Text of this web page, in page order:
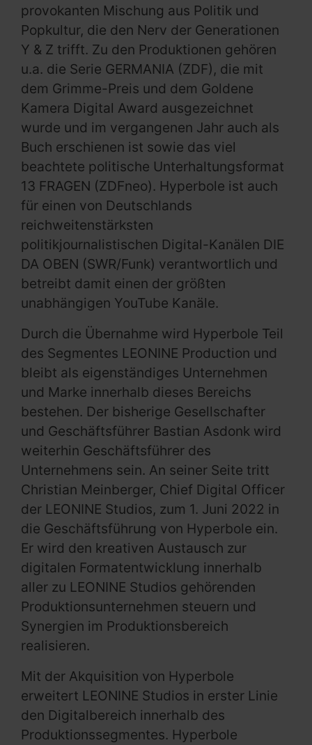
provokanten Mischung aus Politik und
Popkultur, die den Nerv der Generationen
Y & Z trifft. Zu den Produktionen gehören
u.a. die Serie GERMANIA (ZDF), die mit
dem Grimme-Preis und dem Goldene
Kamera Digital Award ausgezeichnet
wurde und im vergangenen Jahr auch als
Buch erschienen ist sowie das viel
beachtete politische Unterhaltungsformat
13 FRAGEN (ZDFneo). Hyperbole ist auch
für einen von Deutschlands
reichweitenstärksten
politikjournalistischen Digital-Kanälen DIE
DA OBEN (SWR/Funk) verantwortlich und
betreibt damit einen der größten
unabhängigen YouTube Kanäle.
Durch die Übernahme wird Hyperbole Teil
des Segmentes LEONINE Production und
bleibt als eigenständiges Unternehmen
und Marke innerhalb dieses Bereichs
bestehen. Der bisherige Gesellschafter
und Geschäftsführer Bastian Asdonk wird
weiterhin Geschäftsführer des
Unternehmens sein. An seiner Seite tritt
Christian Meinberger, Chief Digital Officer
der LEONINE Studios, zum 1. Juni 2022 in
die Geschäftsführung von Hyperbole ein.
Er wird den kreativen Austausch zur
digitalen Formatentwicklung innerhalb
aller zu LEONINE Studios gehörenden
Produktionsunternehmen steuern und
Synergien im Produktionsbereich
realisieren.
Mit der Akquisition von Hyperbole
erweitert LEONINE Studios in erster Linie
den Digitalbereich innerhalb des
Produktionssegmentes. Hyperbole